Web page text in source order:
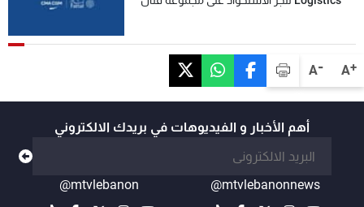
A+
A-
أهم الأخبار و الفيديوهات في بريدك الالكتروني
@mtvlebanonnews
@mtvlebanon